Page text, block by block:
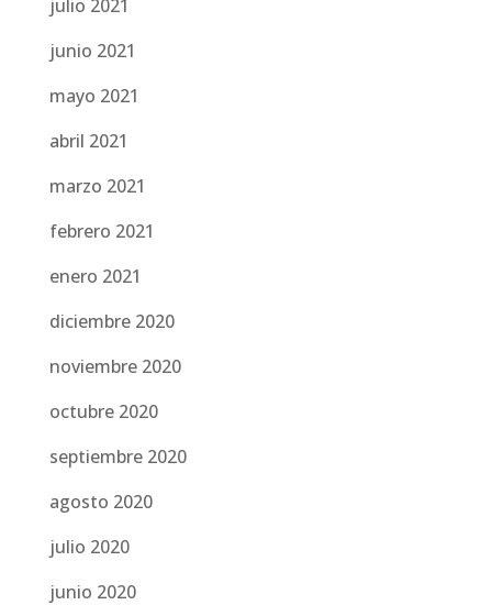
julio 2021
junio 2021
mayo 2021
abril 2021
marzo 2021
febrero 2021
enero 2021
diciembre 2020
noviembre 2020
octubre 2020
septiembre 2020
agosto 2020
julio 2020
junio 2020